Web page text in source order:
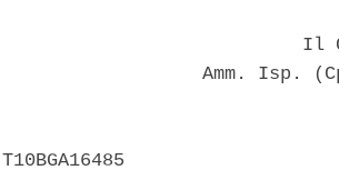
Amm. Isp.